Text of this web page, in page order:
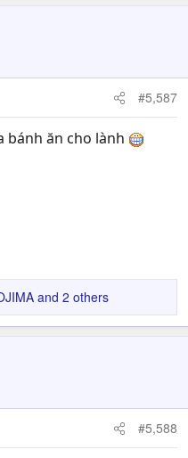
#5,587
bánh ăn cho lành
and 2 others
#5,588